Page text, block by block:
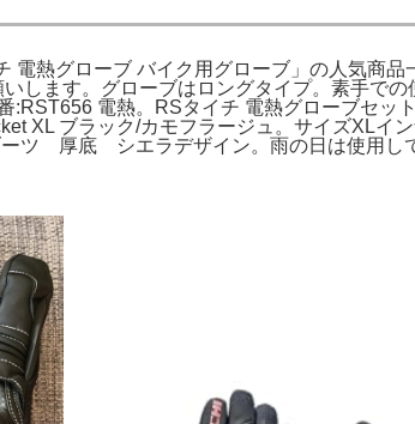
熱グローブ バイク用グローブ」の人気商
します。グローブはロングタイプ。素手で
電熱。RSタイチ 電熱グローブセッ
ブラック/カモフラージュ。サイズXLイ
ツ 厚底 シエラデザイン。雨の日は使用し